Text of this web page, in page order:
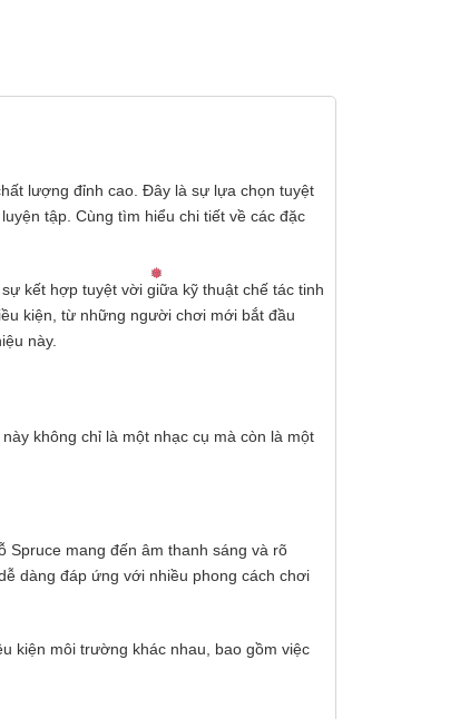
lượng đỉnh cao. Đây là sự lựa chọn tuyệt
tập. Cùng tìm hiểu chi tiết về các đặc
kết hợp tuyệt vời giữa kỹ thuật chế tác tinh
kiện, từ những người chơi mới bắt đầu
này.
không chỉ là một nhạc cụ mà còn là một
Spruce mang đến âm thanh sáng và rõ
dàng đáp ứng với nhiều phong cách chơi
kiện môi trường khác nhau, bao gồm việc